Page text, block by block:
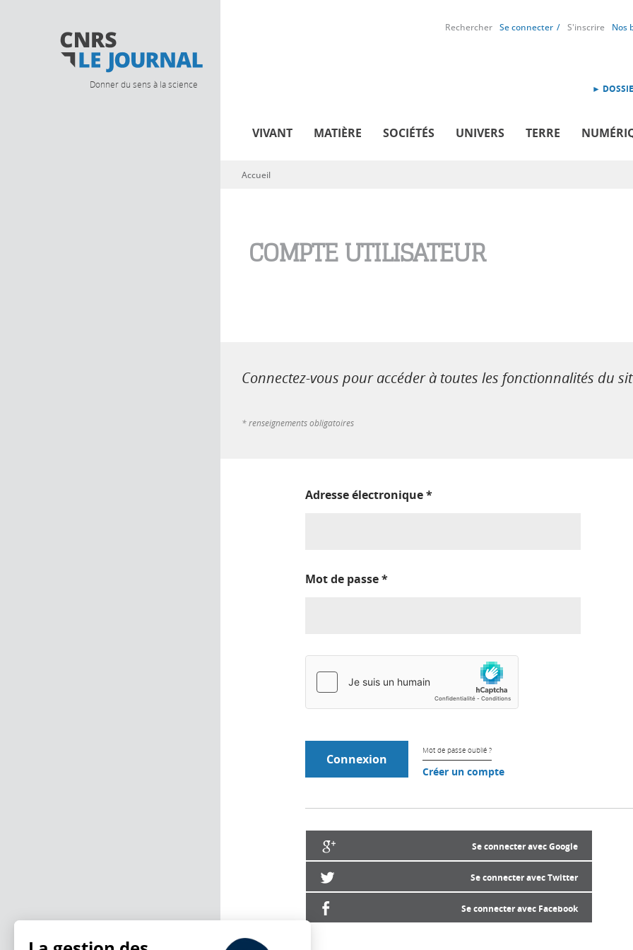
Donner du sens à la science
Rechercher Se connecter S'inscrire Nos
►
VIVANT MATIÈRE SOCIÉTÉS UNIVERS TERRE
Vous êtes ici
Accueil
COMPTE UTILISATEUR
Connectez-vous pour accéder à toutes les fonctionnalités du
* renseignements obligatoires
Adresse électronique*
Mot de passe*
Mot de passe oublié ?
Créer un compte
Se connecter avec Google
Se connecter avec Twitter
Se connecter avec Facebook